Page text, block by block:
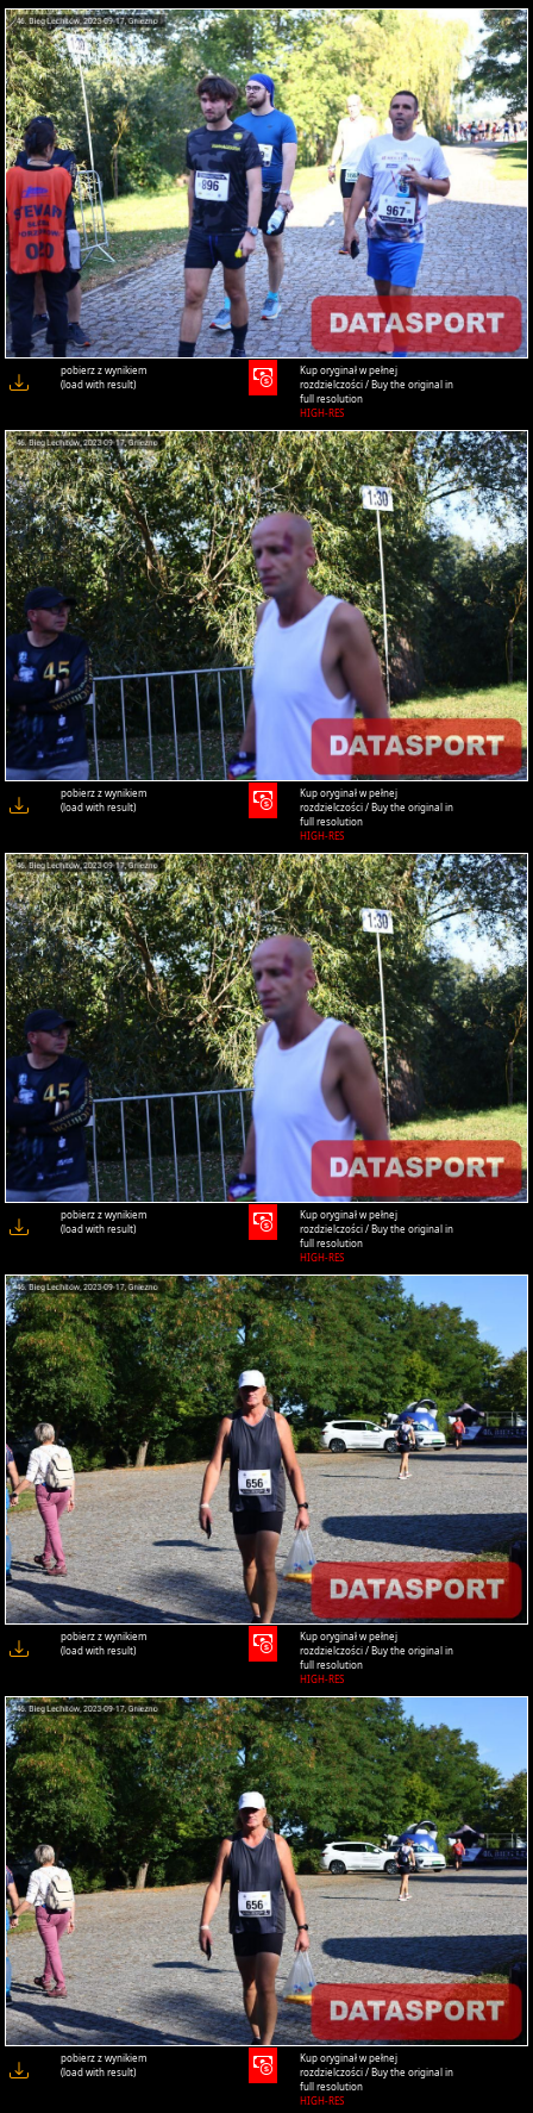
pobierz z wynikiem
(load with result)
Kup oryginał w pełnej
rozdzielczości / Buy the original in
full resolution
HIGH-RES
pobierz z wynikiem
(load with result)
Kup oryginał w pełnej
rozdzielczości / Buy the original in
full resolution
HIGH-RES
pobierz z wynikiem
(load with result)
Kup oryginał w pełnej
rozdzielczości / Buy the original in
full resolution
HIGH-RES
pobierz z wynikiem
(load with result)
Kup oryginał w pełnej
rozdzielczości / Buy the original in
full resolution
HIGH-RES
pobierz z wynikiem
(load with result)
Kup oryginał w pełnej
rozdzielczości / Buy the original in
full resolution
HIGH-RES